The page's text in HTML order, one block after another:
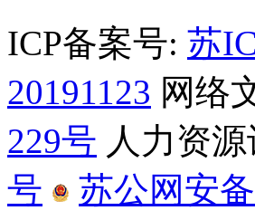
ICP备案号: 苏
20191123 网络
229号 人力资
号
苏公网安